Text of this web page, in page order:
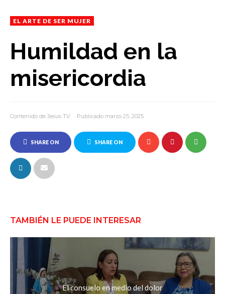
EL ARTE DE SER MUJER
Humildad en la
misericordia
Contenido de Jesus TV Publicado marzo 25, 2025
SHARE ON
FACEBOOK
SHARE ON
TAMBIÉN LE PUEDE INTERESAR
El consuelo en medio del dolor